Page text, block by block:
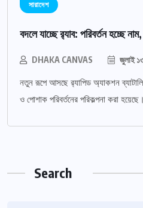
সারাদেশ
বদলে যাচ্ছে র‌্যাব: পরিবর্তন হচ্ছে
DHAKA CANVAS জুলাই
নতুন রূপে আসছে র‌্যাপিড অ্যাকশন
ও পোশাক পরিবর্তনের পরিকল্পনা করা
Search